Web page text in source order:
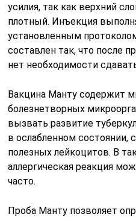
усилия, так как верхний
плотный. Инъекция
установленным
составлен так, что после
нет необходимости
Вакцина Манту содержит
болезнетворных
вызвать развитие
в ослабленном
полезных лейкоцитов. В
аллергическая реакция
часто.
Проба Манту позволяет